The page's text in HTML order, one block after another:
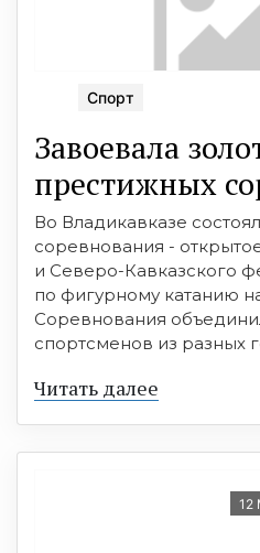
Спорт
Завоевала
престижных
Во Владикавказе
соревнования -
и Северо-Кавказского
по фигурному катанию
Соревнования
спортсменов из разных
Читать далее
12